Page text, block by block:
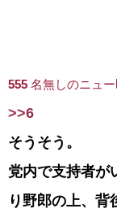
555 名無しのニュー
>>6
そうそう。
党内で支持者が
り野郎の上、背